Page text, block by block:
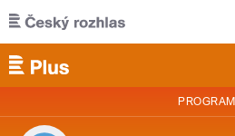
Přejít k hlavnímu obsahu
PROGRAM